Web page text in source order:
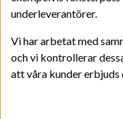
underleverantörer.
Vi har arbetat med
och vi kontrollerar
att våra kunder erbjuds